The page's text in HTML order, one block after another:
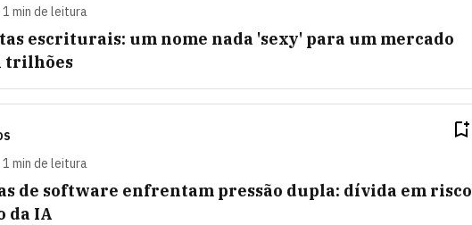
1 min de leitura
escriturais: um nome nada 'sexy' para um mercado
trilhões
1 min de leitura
de software enfrentam pressão dupla: dívida em risco
da IA